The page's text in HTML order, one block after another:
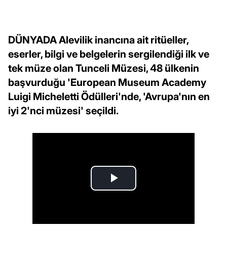
DÜNYADA Alevilik inancına ait ritüeller,
eserler, bilgi ve belgelerin sergilendiği ilk ve
tek müze olan Tunceli Müzesi, 48 ülkenin
başvurduğu 'European Museum Academy
Luigi Micheletti Ödülleri'nde, 'Avrupa'nın en
iyi 2'nci müzesi' seçildi.